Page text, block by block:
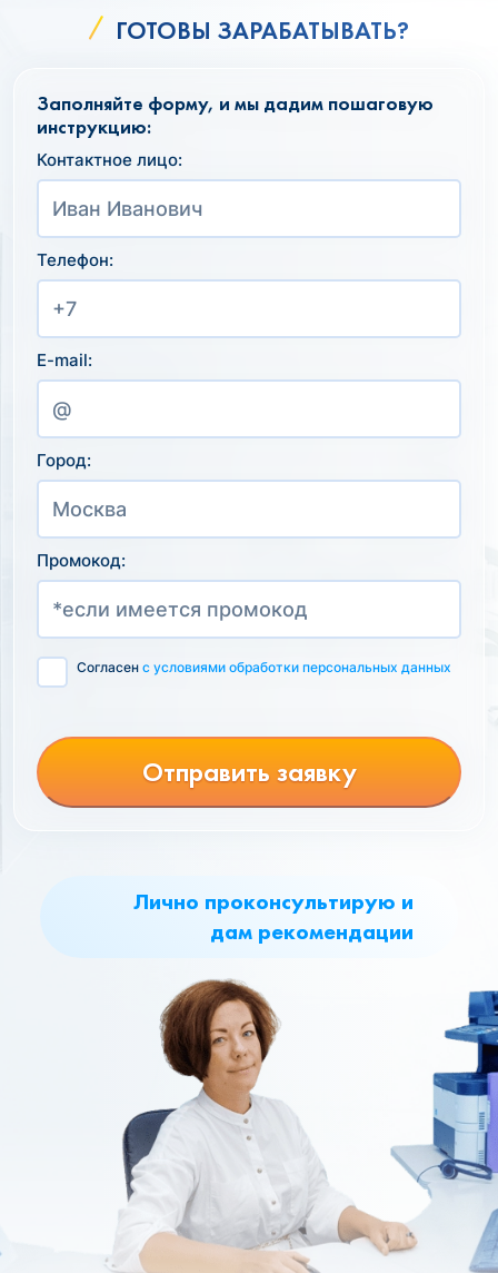
ГОТОВЫ ЗАРАБАТЫВАТЬ?
Лично проконсультирую и
дам рекомендации
Заполняйте форму, и мы дадим пошаговую
инструкцию:
Контактное лицо:
Телефон:
E-mail:
Город:
Промокод:
Согласен с условиями обработки персональных данных
Отправить заявку